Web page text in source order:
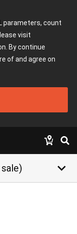
parameters, count
visit
By continue
of and agree on
keyboard_arrow_down